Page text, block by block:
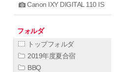
Canon IXY DIGITAL 110 IS
フォルダ
トップフォルダ
2019年度夏合宿
BBQ